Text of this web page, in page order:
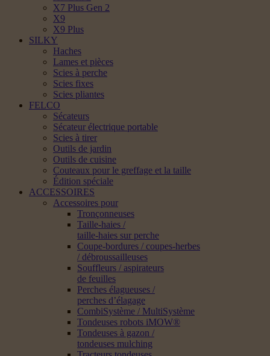
X7 Plus Gen 2
X9
X9 Plus
SILKY
Haches
Lames et pièces
Scies à perche
Scies fixes
Scies pliantes
FELCO
Sécateurs
Sécateur électrique portable
Scies à tirer
Outils de jardin
Outils de cuisine
Couteaux pour le greffage et la taille
Édition spéciale
ACCESSOIRES
Accessoires pour
Tronçonneuses
Taille-haies /
taille-haies sur perche
Coupe-bordures / coupes-herbes
/ débroussailleuses
Souffleurs / aspirateurs
de feuilles
Perches élagueuses /
perches d’élagage
CombiSystème / MultiSystème
Tondeuses robots iMOW®
Tondeuses à gazon /
tondeuses mulching